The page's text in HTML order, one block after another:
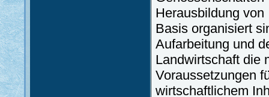
Herausbildung
Basis organisiert
Aufarbeitung und
Landwirtschaft die
Voraussetzungen
wirtschaftlichem